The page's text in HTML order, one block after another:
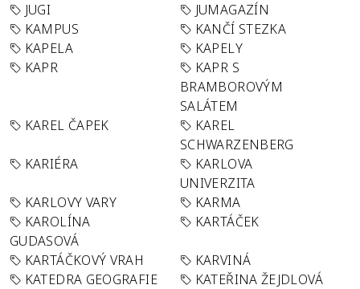
JUGI
JUMAGAZÍN
KAMPUS
KANČÍ STEZKA
KAPELA
KAPELY
KAPR
KAPR S
BRAMBOROVÝM
SALÁTEM
KAREL ČAPEK
KAREL
SCHWARZENBERG
KARIÉRA
KARLOVA
UNIVERZITA
KARLOVY VARY
KARMA
KAROLÍNA
GUDASOVÁ
KARTÁČEK
KARTÁČKOVÝ VRAH
KARVINÁ
KATEDRA GEOGRAFIE
KATEŘINA ŽEJDLOVÁ